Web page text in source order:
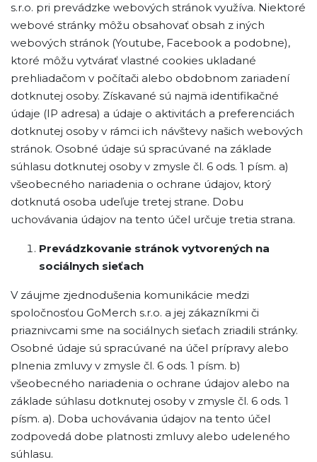
s.r.o. pri prevádzke webových stránok využíva. Niektoré
webové stránky môžu obsahovať obsah z iných
webových stránok (Youtube, Facebook a podobne),
ktoré môžu vytvárať vlastné cookies ukladané
prehliadačom v počítači alebo obdobnom zariadení
dotknutej osoby. Získavané sú najmä identifikačné
údaje (IP adresa) a údaje o aktivitách a preferenciách
dotknutej osoby v rámci ich návštevy našich webových
stránok. Osobné údaje sú spracúvané na základe
súhlasu dotknutej osoby v zmysle čl. 6 ods. 1 písm. a)
všeobecného nariadenia o ochrane údajov, ktorý
dotknutá osoba udeľuje tretej strane. Dobu
uchovávania údajov na tento účel určuje tretia strana.
Prevádzkovanie stránok vytvorených na
sociálnych sieťach
V záujme zjednodušenia komunikácie medzi
spoločnosťou GoMerch s.r.o. a jej zákazníkmi či
priaznivcami sme na sociálnych sieťach zriadili stránky.
Osobné údaje sú spracúvané na účel prípravy alebo
plnenia zmluvy v zmysle čl. 6 ods. 1 písm. b)
všeobecného nariadenia o ochrane údajov alebo na
základe súhlasu dotknutej osoby v zmysle čl. 6 ods. 1
písm. a). Doba uchovávania údajov na tento účel
zodpovedá dobe platnosti zmluvy alebo udeleného
súhlasu.